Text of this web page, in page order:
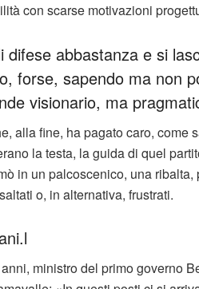
con scarse motivazioni
difese abbastanza e si
forse, sapendo ma non
visionario, ma
alla fine, ha pagato caro, come
la testa, la guida di quel
in un palcoscenico, una
o, in alternativa, frustrati.
ministro del primo governo